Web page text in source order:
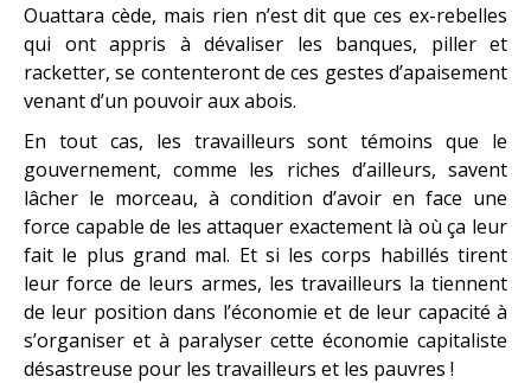
Ouattara cède, mais rien n’est dit que ces ex-rebelles
qui ont appris à dévaliser les banques, piller et
racketter, se contenteront de ces gestes d’apaisement
venant d’un pouvoir aux abois.
En tout cas, les travailleurs sont témoins que le
gouvernement, comme les riches d’ailleurs, savent
lâcher le morceau, à condition d’avoir en face une
force capable de les attaquer exactement là où ça leur
fait le plus grand mal. Et si les corps habillés tirent
leur force de leurs armes, les travailleurs la tiennent
de leur position dans l’économie et de leur capacité à
s’organiser et à paralyser cette économie capitaliste
désastreuse pour les travailleurs et les pauvres !